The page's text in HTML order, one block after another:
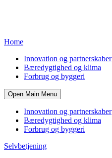
Home
Innovation og partnerskaber
Bæredygtighed og klima
Forbrug og byggeri
Open Main Menu
Innovation og partnerskaber
Bæredygtighed og klima
Forbrug og byggeri
Selvbetjening